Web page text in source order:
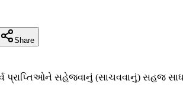
Share
સર્વ પ્રાપ્તિઓને સહેજવાનું (સાચવવાનું) સહજ